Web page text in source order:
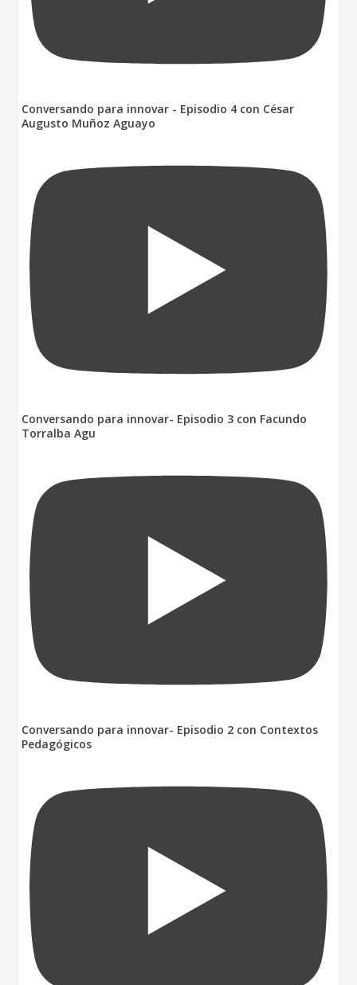
Conversando para innovar - Episodio 4 con César
Augusto Muñoz Aguayo
Conversando para innovar- Episodio 3 con Facundo
Torralba Agu
Conversando para innovar- Episodio 2 con Contextos
Pedagógicos